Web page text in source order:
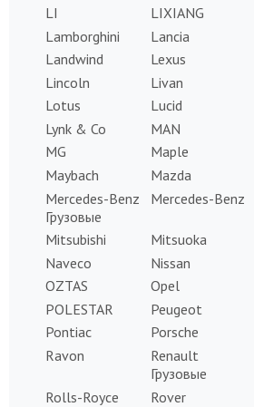
LI
LIXIANG
Lamborghini
Lancia
Landwind
Lexus
Lincoln
Livan
Lotus
Lucid
Lynk & Co
MAN
MG
Maple
Maybach
Mazda
Mercedes-Benz
Грузовые
Mercedes-Benz
Mitsubishi Mitsuoka
Naveco
Nissan
OZTAS
Opel
POLESTAR
Peugeot
Pontiac
Porsche
Ravon
Renault
Грузовые
Rolls-Royce Rover